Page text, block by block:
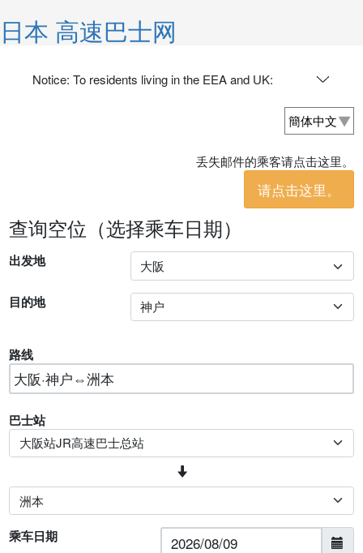
日本 高速巴士网
Notice: To residents living in the EEA and UK:
丢失邮件的乘客请点击这里。
请点击这里。
查询空位（选择乘车日期）
出发地
目的地
路线
巴士站
乘车日期